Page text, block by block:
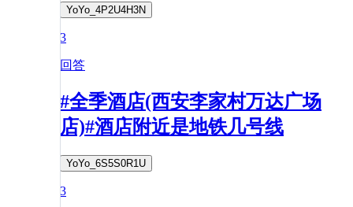
YoYo_4P2U4H3N
3
回答
#全季酒店(西安李家村万达广场
店)#酒店附近是地铁几号线
YoYo_6S5S0R1U
3